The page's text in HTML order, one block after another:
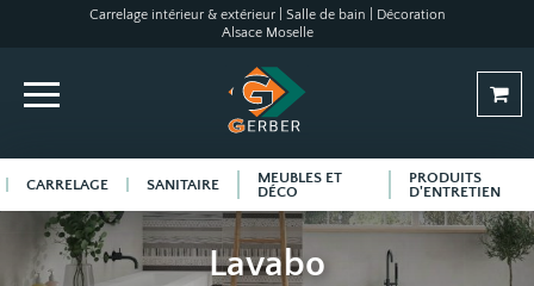
Carrelage intérieur & extérieur | Salle de bain | Décoration
Alsace Moselle
CARRELAGE SANITAIRE
MEUBLES ET
DÉCO
PRODUITS
D'ENTRETIEN
Lavabo